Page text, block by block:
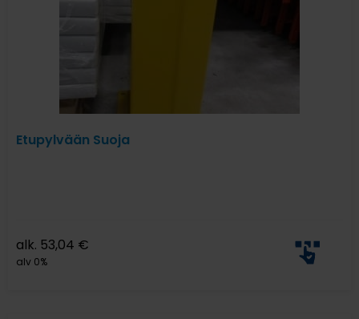
Etupylvään Suoja
alk. 53,04 €
alv 0%